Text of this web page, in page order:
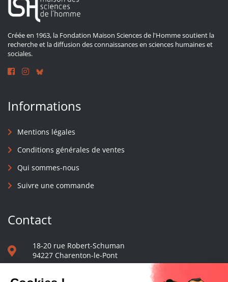
Créée en 1963, la Fondation Maison Sciences de l'Homme soutient la
recherche et la diffusion des connaissances en sciences humaines et
sociales.
Informations
Mentions légales
Conditions générales de ventes
Qui sommes-nous
Suivre une commande
Contact
18-20 rue Robert-Schuman
94227 Charenton-le-Pont